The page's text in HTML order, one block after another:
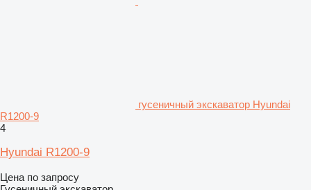
гусеничный экскаватор Hyundai
R1200-9
4
Hyundai R1200-9
Цена по запросу